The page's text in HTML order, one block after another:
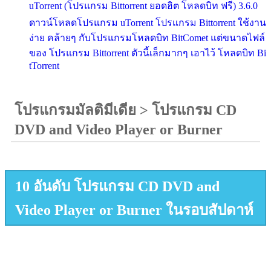
uTorrent (โปรแกรม Bittorrent ยอดฮิต โหลดบิท ฟรี) 3.6.0
ดาวน์โหลดโปรแกรม uTorrent โปรแกรม Bittorrent ใช้งาน
ง่าย คล้ายๆ กับโปรแกรมโหลดบิท BitComet แต่ขนาดไฟล์
ของ โปรแกรม Bittorrent ตัวนี้เล็กมากๆ เอาไว้ โหลดบิท Bi
tTorrent
โปรแกรมมัลติมีเดีย > โปรแกรม CD
DVD and Video Player or Burner
10 อันดับ โปรแกรม CD DVD and
Video Player or Burner ในรอบสัปดาห์